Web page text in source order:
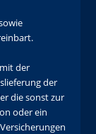
der
der
die sonst zur
oder ein